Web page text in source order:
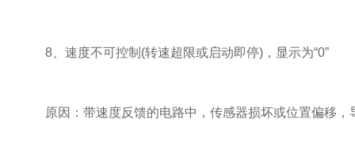
8、速度不可控制(转速超限或启动即停)，显示为“0”
原因：带速度反馈的电路中，传感器损坏或位置偏移，